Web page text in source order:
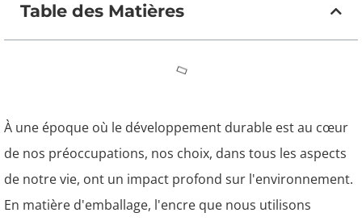
Table des Matières
À une époque où le développement durable est au cœur
de nos préoccupations, nos choix, dans tous les aspects
de notre vie, ont un impact profond sur l'environnement.
En matière d'emballage, l'encre que nous utilisons